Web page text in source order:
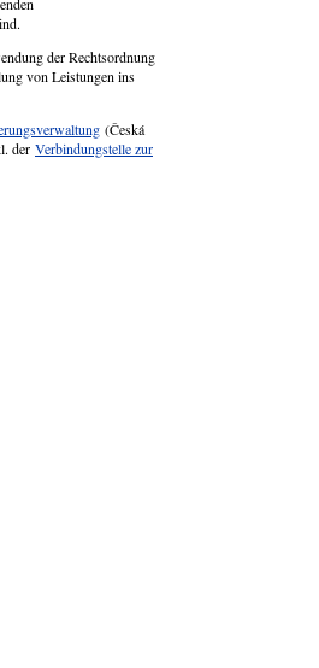
der Rechtsordnung
von Leistungen ins
(Česká
der Verbindungstelle zur